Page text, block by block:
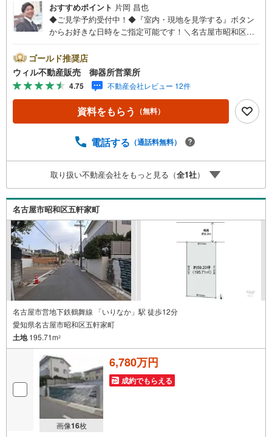
おすすめポイント 片岡 昌也
◆ご見学予約受付中！◆『室内・現地を見学する』ボタン
からお好きな日時をご指定可能です！＼名古屋市昭和区、
名古屋市昭和区、天白区の直接のご売却依頼を数多くいた
だいている不動産仲介会社です。ネット上で分かる立地環
境はもちろん、過去にお任せいただいたお客様に現地の生
の声をもとに住戸環境を提案致します。＼平日のお住まい
探しの方へ/弊社では平日にご内覧・契約など平日にお住ま
い探しをされるお客様にサービスをご用意しています。＼
ています。事前にご予約頂きましたら営業時間外でのご内
ある方へ/不動産業者間で不動産情報が共有されているの
で、名古屋市全域や、その他隣接エリアでもご内覧が可能
です！ 【御器所営業所】○地下鉄桜通線、鶴舞線「御器
所」駅徒歩1分○お子様が遊べるキッズスペースあり○定休
日ございません
ゴールド推奨店
ウィル不動産販売 御器所営業所
4.75 不動産会社レビュー 12件
資料をもらう （無料）
電話する （通話料無料）
取り扱い不動産会社をもっと見る（全1社）
名古屋市昭和区五軒家町
名古屋市営地下鉄鶴舞線 「いりなか」駅 徒歩12分
愛知県名古屋市昭和区五軒家町
土地195.71m2
画像16枚
6,780万円
成約でもらえる